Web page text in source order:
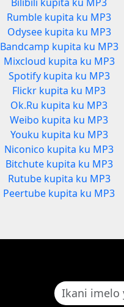
Rumble kupita ku MP3
Odysee kupita ku MP3
Bandcamp kupita ku MP3
Mixcloud kupita ku MP3
Spotify kupita ku MP3
Flickr kupita ku MP3
Ok.Ru kupita ku MP3
Weibo kupita ku MP3
Youku kupita ku MP3
Niconico kupita ku MP3
Bitchute kupita ku MP3
Rutube kupita ku MP3
Peertube kupita ku MP3